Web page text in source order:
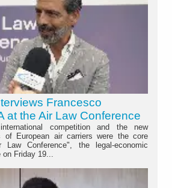
Francesco
at the Air Law Conference
competition and the new
of European air carriers were the core
Conference", the legal-economic
Friday 19...